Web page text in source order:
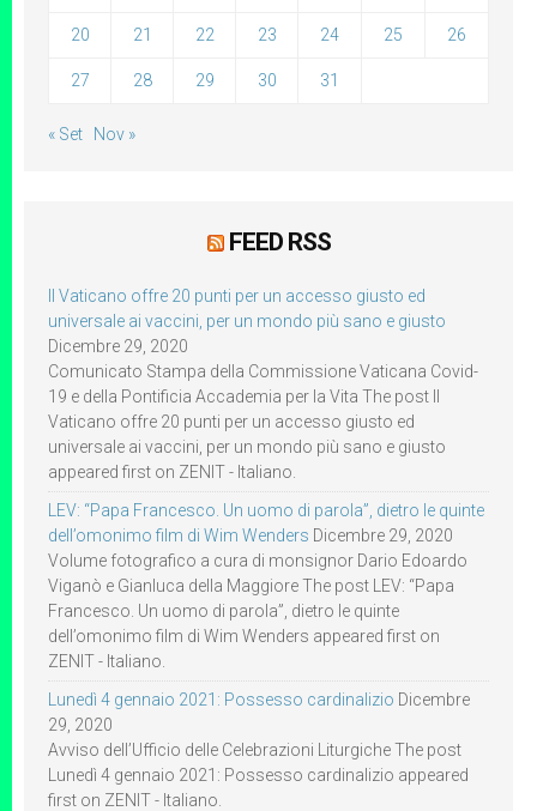
20 21 22 23 24 25 26
27 28 29 30 31
« Set Nov »
FEED RSS
Il Vaticano offre 20 punti per un accesso giusto ed
universale ai vaccini, per un mondo più sano e giusto
Dicembre 29, 2020
Comunicato Stampa della Commissione Vaticana Covid-
19 e della Pontificia Accademia per la Vita The post Il
Vaticano offre 20 punti per un accesso giusto ed
universale ai vaccini, per un mondo più sano e giusto
appeared first on ZENIT - Italiano.
LEV: “Papa Francesco. Un uomo di parola”, dietro le quinte
dell’omonimo film di Wim Wenders Dicembre 29, 2020
Volume fotografico a cura di monsignor Dario Edoardo
Viganò e Gianluca della Maggiore The post LEV: “Papa
Francesco. Un uomo di parola”, dietro le quinte
dell’omonimo film di Wim Wenders appeared first on
ZENIT - Italiano.
Lunedì 4 gennaio 2021: Possesso cardinalizio Dicembre
29, 2020
Avviso dell’Ufficio delle Celebrazioni Liturgiche The post
Lunedì 4 gennaio 2021: Possesso cardinalizio appeared
first on ZENIT - Italiano.